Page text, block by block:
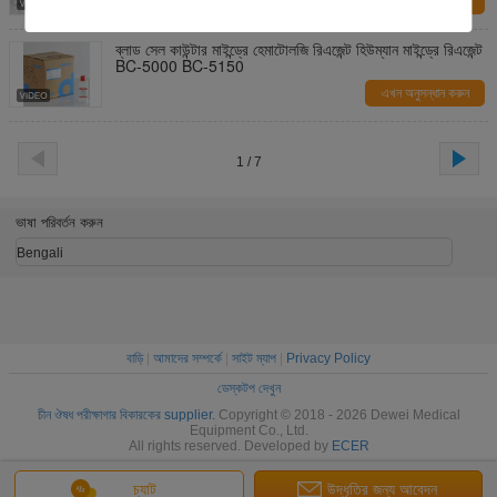
ব্লাড সেল কাউন্টার মাইন্ড্রে হেমাটোলজি রিএজেন্ট হিউম্যান মাইন্ড্রে রিএজেন্ট
BC-5000 BC-5150
এখন অনুসন্ধান করুন
1 / 7
চ্যাট উদ্ধৃতির জন্য আবেদন
ভাষা পরিবর্তন করুন
Bengali
বাড়ি| আমাদের সম্পর্কে সাইট ম্যাপ
Privacy Policy
ডেস্কটপ দেখুন
চীন ঔষধ পরীক্ষাগার বিকারকের supplier. Copyright © 2018 - 2026 Dewei Medical
Equipment Co., Ltd.
All rights reserved. Developed by ECER